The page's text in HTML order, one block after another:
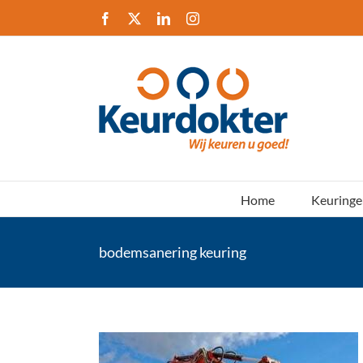
inhoud
Facebook LinkedInInstagram
Home
bodemsanering keuring